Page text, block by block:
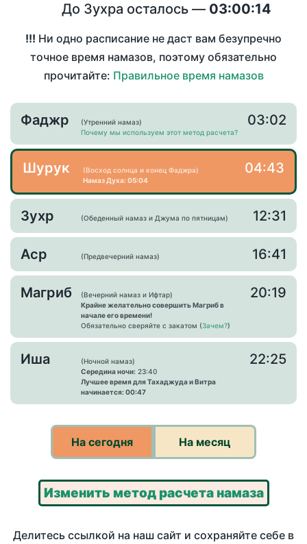
До Зухра осталось — 03:00:14
!!! Ни одно расписание не даст вам безупречно
точное время намазов, поэтому обязательно
прочитайте: Правильное время намазов
Фаджр
(Утренний намаз)
Почему мы используем этот метод расчета?
03:02
Шурук
(Восход солнца и конец Фаджра)
Намаз Духа: 05:04
04:43
Зухр (Обеденный намаз и Джума по пятницам) 12:31
Аср (Предвечерний намаз) 16:41
Магриб
(Вечерний намаз и Ифтар)
Крайне желательно совершить Магриб в
начале его времени!
Обязательно сверяйте с закатом (Зачем?)
20:19
Иша
(Ночной намаз)
Середина ночи: 23:40
Лучшее время для Тахаджуда и Витра
начинается: 00:47
22:25
На сегодня На месяц
Изменить метод расчета намаза
Делитесь ссылкой на наш сайт и сохраняйте себе в